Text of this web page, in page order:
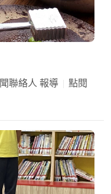
聯絡人 報導
點閱